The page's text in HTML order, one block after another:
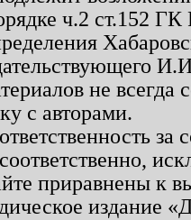
ч.2 ст.152
не
с авторами.
приравнены к
издание